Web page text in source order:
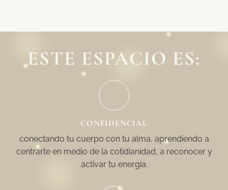
ESTE ESPACIO ES:
CONFIDENCIAL
conectando tu cuerpo con tu alma, aprendiendo a
centrarte en medio de la cotidianidad, a reconocer y
activar tu energía.